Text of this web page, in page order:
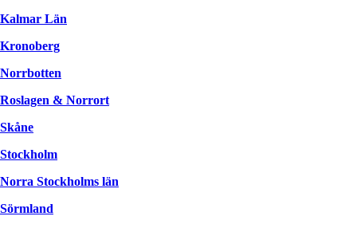
Kalmar Län
Kronoberg
Norrbotten
Roslagen & Norrort
Skåne
Stockholm
Norra Stockholms län
Sörmland